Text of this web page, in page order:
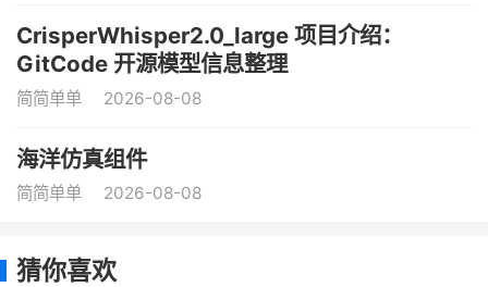
CrisperWhisper2.0_large 项目介绍：
GitCode 开源模型信息整理
简简单单 2026-08-08
海洋仿真组件
简简单单 2026-08-08
猜你喜欢